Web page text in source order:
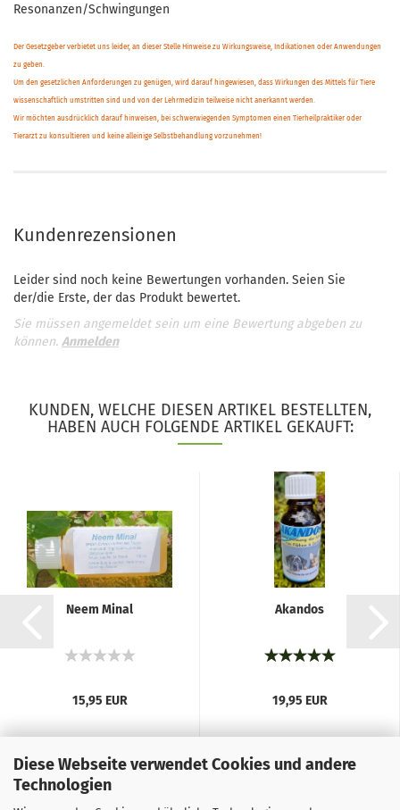
Diese Webseite verwendet Cookies und andere
Technologien
Resonanzen/Schwingungen
Der Gesetzgeber verbietet uns leider, an dieser Stelle Hinweise zu Wirkungsweise, Indikationen oder Anwendungen
zu geben.
Um den gesetzlichen Anforderungen zu genügen, wird darauf hingewiesen, dass Wirkungen des Mittels für Tiere
wissenschaftlich umstritten sind und von der Lehrmedizin teilweise nicht anerkannt werden.
Wir möchten ausdrücklich darauf hinweisen, bei schwerwiegenden Symptomen einen Tierheilpraktiker oder
Tierarzt zu konsultieren und keine alleinige Selbstbehandlung vorzunehmen!
Kundenrezensionen
Leider sind noch keine Bewertungen vorhanden. Seien Sie
der/die Erste, der das Produkt bewertet.
Sie müssen angemeldet sein um eine Bewertung abgeben zu
können. Anmelden
KUNDEN, WELCHE DIESEN ARTIKEL BESTELLTEN,
HABEN AUCH FOLGENDE ARTIKEL GEKAUFT:
Neem Minal
15,95 EUR
Akandos
19,95 EUR